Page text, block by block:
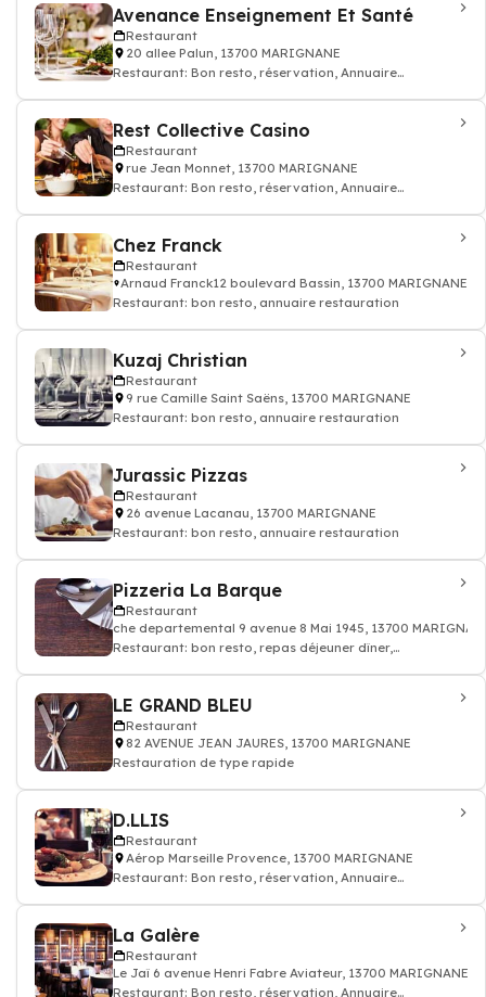
Avenance Enseignement Et Santé
Restaurant
20 allee Palun, 13700 MARIGNANE
Restaurant: Bon resto, réservation, Annuaire
Rest Collective Casino
Restaurant
rue Jean Monnet, 13700 MARIGNANE
Restaurant: Bon resto, réservation, Annuaire
Chez Franck
Restaurant
Arnaud Franck12 boulevard Bassin, 13700 MARIGNANE
Restaurant: bon resto, annuaire restauration
Kuzaj Christian
Restaurant
9 rue Camille Saint Saëns, 13700 MARIGNANE
Restaurant: bon resto, annuaire restauration
Jurassic Pizzas
Restaurant
26 avenue Lacanau, 13700 MARIGNANE
Restaurant: bon resto, annuaire restauration
Pizzeria La Barque
Restaurant
che departemental 9 avenue 8 Mai 1945, 13700
Restaurant: bon resto, repas déjeuner dîner,
LE GRAND BLEU
Restaurant
82 AVENUE JEAN JAURES, 13700 MARIGNANE
Restauration de type rapide
D.LLIS
Restaurant
Aérop Marseille Provence, 13700 MARIGNANE
Restaurant: Bon resto, réservation, Annuaire
La Galère
Restaurant
Le Jaî 6 avenue Henri Fabre Aviateur, 13700 MARIGNANE
Restaurant: Bon resto, réservation, Annuaire